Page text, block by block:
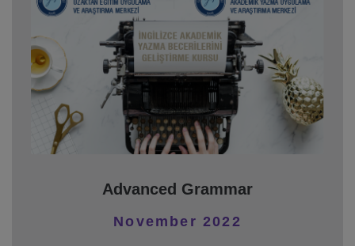
Advanced Grammar
November 2022